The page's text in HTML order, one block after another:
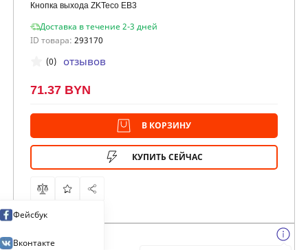
Кнопка выхода ZKTeco EB3
Доставка в течение 2-3 дней
ID товара: 293170
(0) отзывов
71.37 BYN
В КОРЗИНУ
КУПИТЬ СЕЙЧАС
Фейсбук
Вконтакте